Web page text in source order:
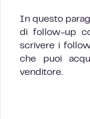
In questo
di follow-up
scrivere i
che puoi
venditore.